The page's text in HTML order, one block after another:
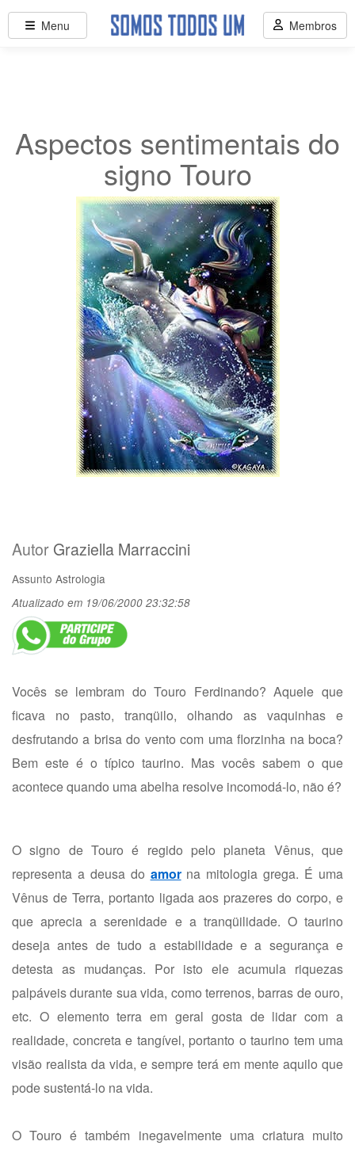
Aspectos sentimentais do
signo Touro
Autor Graziella Marraccini
Assunto Astrologia
Atualizado em 19/06/2000 23:32:58
Vocês se lembram do Touro Ferdinando? Aquele que
ficava no pasto, tranqüilo, olhando as vaquinhas e
desfrutando a brisa do vento com uma florzinha na boca?
Bem este é o típico taurino. Mas vocês sabem o que
acontece quando uma abelha resolve incomodá-lo, não é?
O signo de Touro é regido pelo planeta Vênus, que
representa a deusa do amorna mitologia grega. É uma
Vênus de Terra, portanto ligada aos prazeres do corpo, e
que aprecia a serenidade e a tranqüilidade. O taurino
deseja antes de tudo a estabilidade e a segurança e
detesta as mudanças. Por isto ele acumula riquezas
palpáveis durante sua vida, como terrenos, barras de ouro,
etc. O elemento terra em geral gosta de lidar com a
realidade, concreta e tangível, portanto o taurino tem uma
visão realista da vida, e sempre terá em mente aquilo que
pode sustentá-lo na vida.
O Touro é também inegavelmente uma criatura muito
Menu Membros